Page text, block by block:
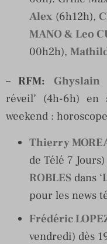
Alex (6h12h),
MANO & Leo
00h2h),
– RFM: Ghyslain
réveil’ (4h-6h) en
weekend :
Thierry
de Télé 7
ROBLES dans
pour les news
Frédéric
vendredi) dès